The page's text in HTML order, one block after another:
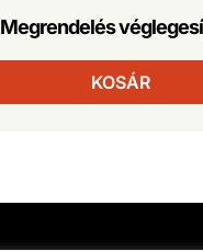
Megrendelés
KOSÁR